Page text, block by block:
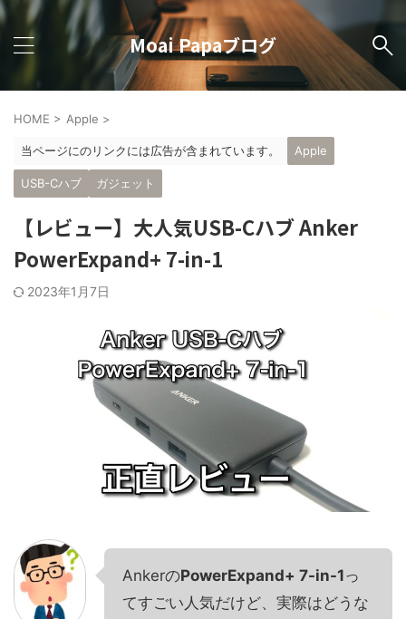
Moai Papaブログ
HOME > Apple >
当ページにのリンクには広告が含まれています。 Apple
USB-Cハブ ガジェット
【レビュー】大人気USB-Cハブ Anker
PowerExpand+ 7-in-1
2023年1月7日
AnkerのPowerExpand+ 7-in-1っ
てすごい人気だけど、実際はどうな